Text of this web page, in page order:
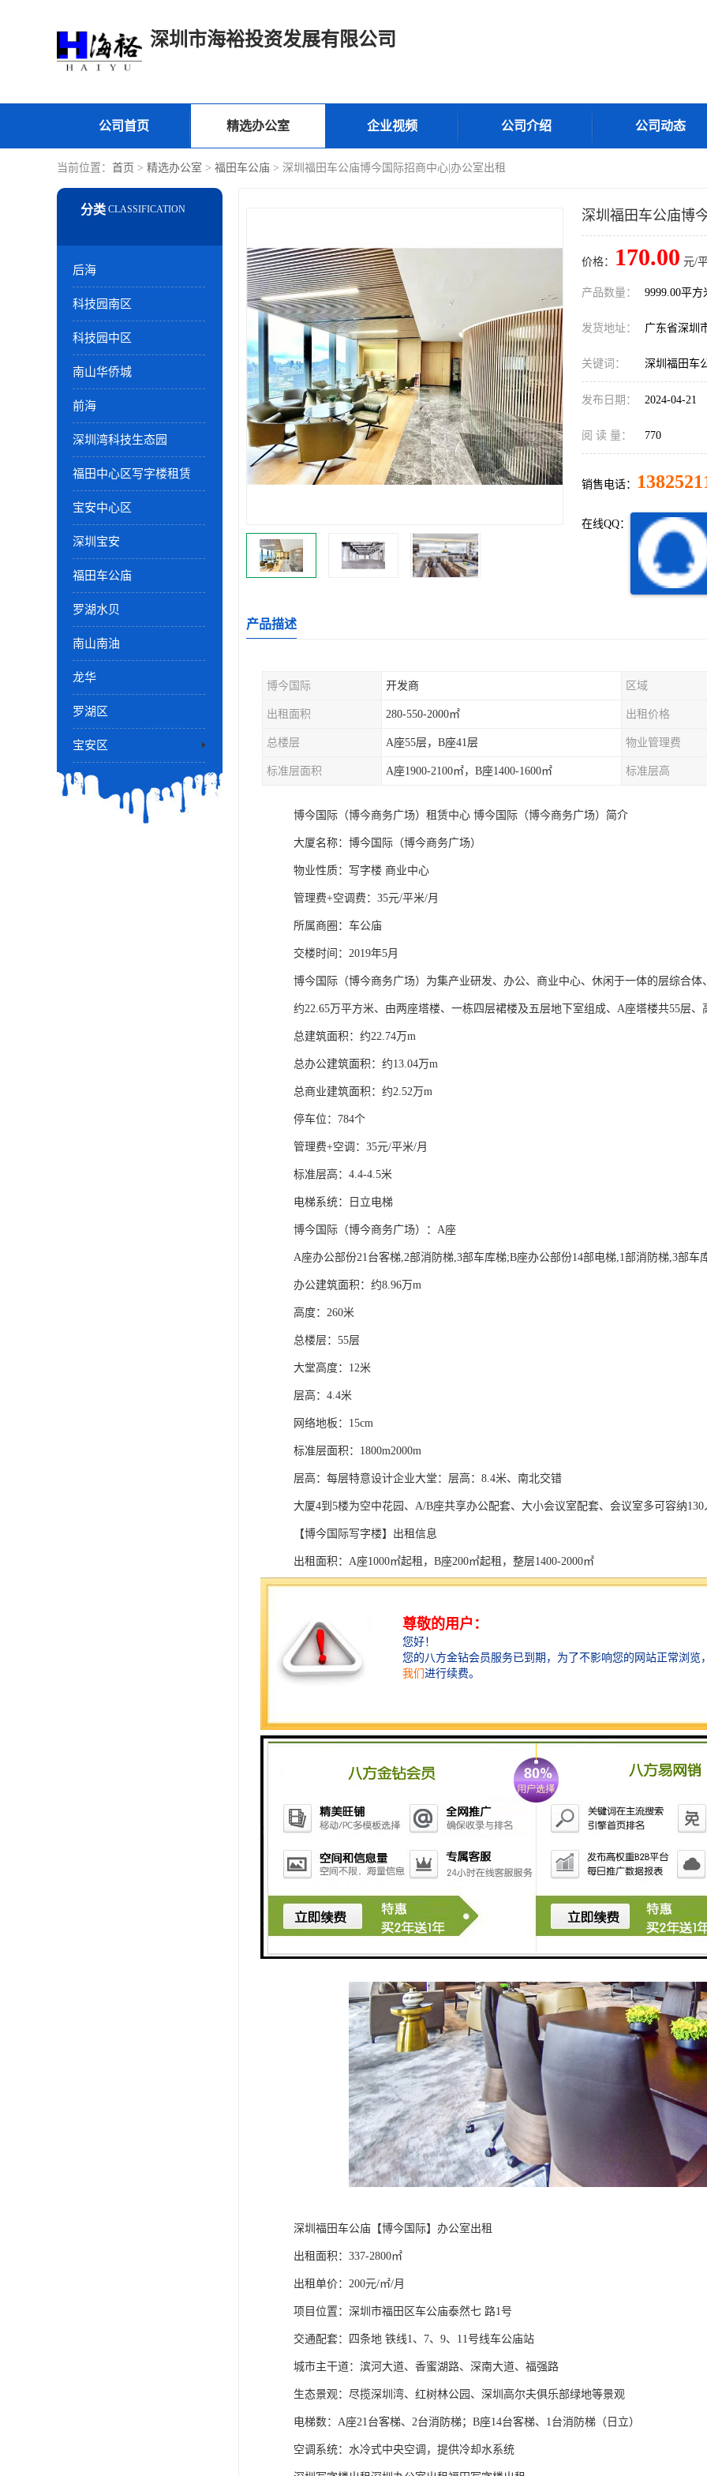
深圳市海裕投资发展有限公司
公司首页 精选办公室 企业视频 公司介绍 公司动态
当前位置： 首页 > 精选办公室 > 福田车公庙 > 深圳福田车公庙博今国际招商中心|办公室出租
后海
科技园南区
科技园中区
南山华侨城
前海
深圳湾科技生态园
福田中心区写字楼租赁
宝安中心区
深圳宝安
福田车公庙
罗湖水贝
南山南油
龙华
罗湖区
宝安区
深圳福田车公庙博
价格： 170.00 元/
产品数量： 9999.00平方
发货地址： 广东省深圳
关键词： 深圳福田车
发布日期： 2024-04-21
阅 读 量： 770
销售电话：
在线QQ：
产品描述
博今国际 开发商 区域
出租面积 280-550-2000㎡ 出租价格
总楼层 A座55层，B座41层 物业管理费
标准层面积 A座1900-2100㎡，B座1400-1600㎡ 标准层高
博今国际（博今商务广场）租赁中心 博今国际（博今商务广场）简介
大厦名称：博今国际（博今商务广场）
物业性质：写字楼 商业中心
管理费+空调费：35元/平米/月
所属商圈：车公庙
交楼时间：2019年5月
博今国际（博今商务广场）为集产业研发、办公、商业中心、休闲于一体的层综合
约22.65万平方米、由两座塔楼、一栋四层裙楼及五层地下室组成、A座塔楼共55层、
总建筑面积：约22.74万m
总办公建筑面积：约13.04万m
总商业建筑面积：约2.52万m
停车位：784个
管理费+空调：35元/平米/月
标准层高：4.4-4.5米
电梯系统：日立电梯
博今国际（博今商务广场）：A座
A座办公部份21台客梯,2部消防梯,3部车库梯;B座办公部份14部电梯,1部消防梯,3部
办公建筑面积：约8.96万m
高度：260米
总楼层：55层
大堂高度：12米
层高：4.4米
网络地板：15cm
标准层面积：1800m2000m
层高：每层特意设计企业大堂：层高：8.4米、南北交错
大厦4到5楼为空中花园、A/B座共享办公配套、大小会议室配套、会议室多可容纳130
【博今国际写字楼】出租信息
出租面积：A座1000㎡起租，B座200㎡起租，整层1400-2000㎡
租价：均价200/㎡（含税），可享受300万/年租金补贴
装修：毛坯；层高：写字楼4.4-4.5m，净高3m；使用率：办公68-73%
物业费：35元/㎡/月（含空调）；
空调费：约克水冷VAV中央空调，
楼层：A座地上55层，B座地上41层，地下4层；出租楼层：高中低区都有
总建面：22.7万㎡，其中办公面积13.7万㎡
入伙：2019年2月
深圳福田车公庙【博今国际】办公室出租
出租面积：337-2800㎡
出租单价：200元/㎡/月
项目位置：深圳市福田区车公庙泰然七 路1号
交通配套：四条地 铁线1、7、9、11号线车公庙站
城市主干道：滨河大道、香蜜湖路、深南大道、福强路
生态景观：尽揽深圳湾、红树林公园、深圳高尔夫俱乐部绿地等景观
电梯数：A座21台客梯、2台消防梯；B座14台客梯、1台消防梯（日立）
空调系统：水冷式中央空调，提供冷却水系统